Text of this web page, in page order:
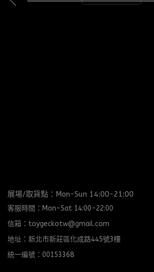
展場/取貨點：Mon-Sun 14:00-21:00
客服時間：Mon-Sat 14:00-22:00
信箱：toygeckotw@gmail.com
地址：新北市新莊區化成路445號3樓
統一編號：00153368